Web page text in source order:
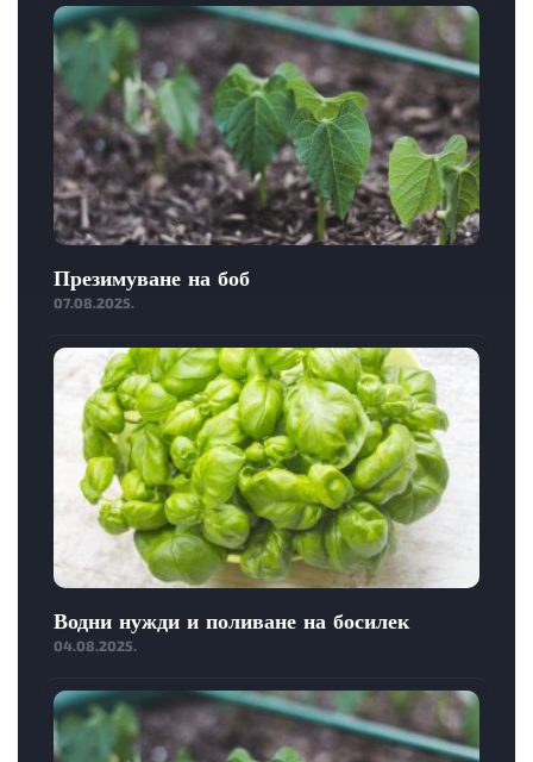
Презимуване на боб
07.08.2025.
Водни нужди и поливане на босилек
04.08.2025.